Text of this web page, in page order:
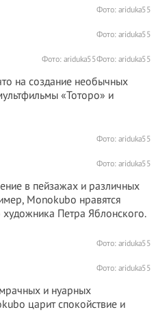
Фото: ariduka55
Фото: ariduka55
Фото: ariduka55Фото: ariduka55
на создание необычных
«Тоторо» и
Фото: ariduka55
Фото: ariduka55
в пейзажах и различных
Monokubo нравятся
Петра Яблонского.
Фото: ariduka55
Фото: ariduka55
и нуарных
царит спокойствие и